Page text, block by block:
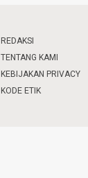
REDAKSI
TENTANG KAMI
KEBIJAKAN PRIVACY
KODE ETIK